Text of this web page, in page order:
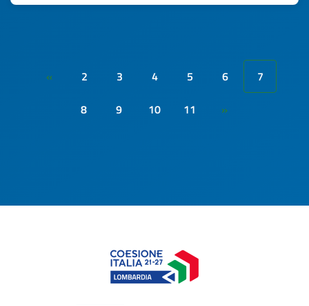
« 2 3 4 5 6
7
8
9 10 11 »